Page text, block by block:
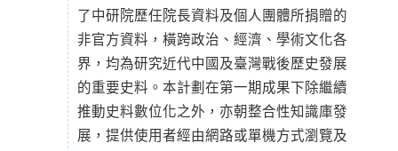
了中研院歷任院長資料及個人團體所捐贈的
非官方資料，橫跨政治、經濟、學術文化各
界，均為研究近代中國及臺灣戰後歷史發展
的重要史料。本計劃在第一期成果下除繼續
推動史料數位化之外，亦朝整合性知識庫發
展，提供使用者經由網路或單機方式瀏覽及